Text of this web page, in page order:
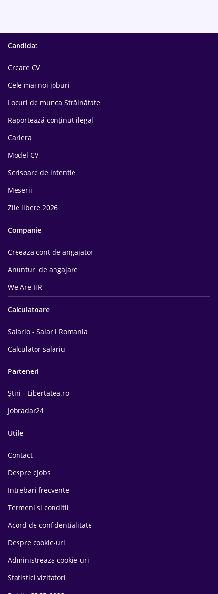
Candidat
Creare CV
Cele mai noi joburi
Locuri de munca Străinătate
Raportează conținut ilegal
Cariera
Model CV
Scrisoare de intentie
Meserii
Zile libere 2026
Companie
Creeaza cont de angajator
Anunturi de angajare
We Are HR
Calculatoare
Salario - Salarii Romania
Calculator salariu
Parteneri
Știri - Libertatea.ro
Jobradar24
Utile
Contact
Despre eJobs
Intrebari frecvente
Termeni si conditii
Acord de confidentialitate
Despre cookie-uri
Administreaza cookie-uri
Statistici vizitatori